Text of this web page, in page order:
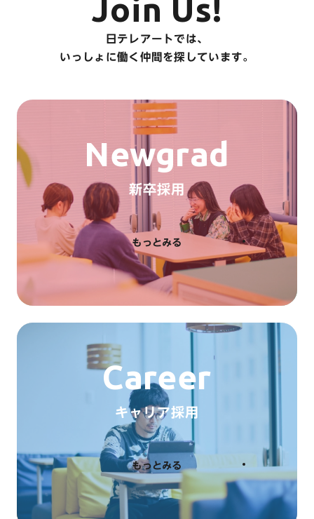
Join Us!
日テレアートでは、
いっしょに働く仲間を探しています。
Newgrad
新卒採用
もっとみる
Career
キャリア採用
もっとみる